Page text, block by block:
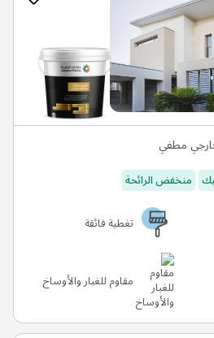
مطفي
منخفض الرائحة
تغطية فائقة
مقاوم للغبار والأوساخ